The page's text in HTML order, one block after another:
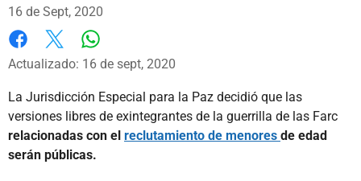
16 de Sept, 2020
Facebook
X
Actualizado: 16 de sept, 2020
La Jurisdicción Especial para la Paz decidió que las
versiones libres de exintegrantes de la guerrilla de las Farc
relacionadas con el reclutamiento de menores de edad
serán públicas.